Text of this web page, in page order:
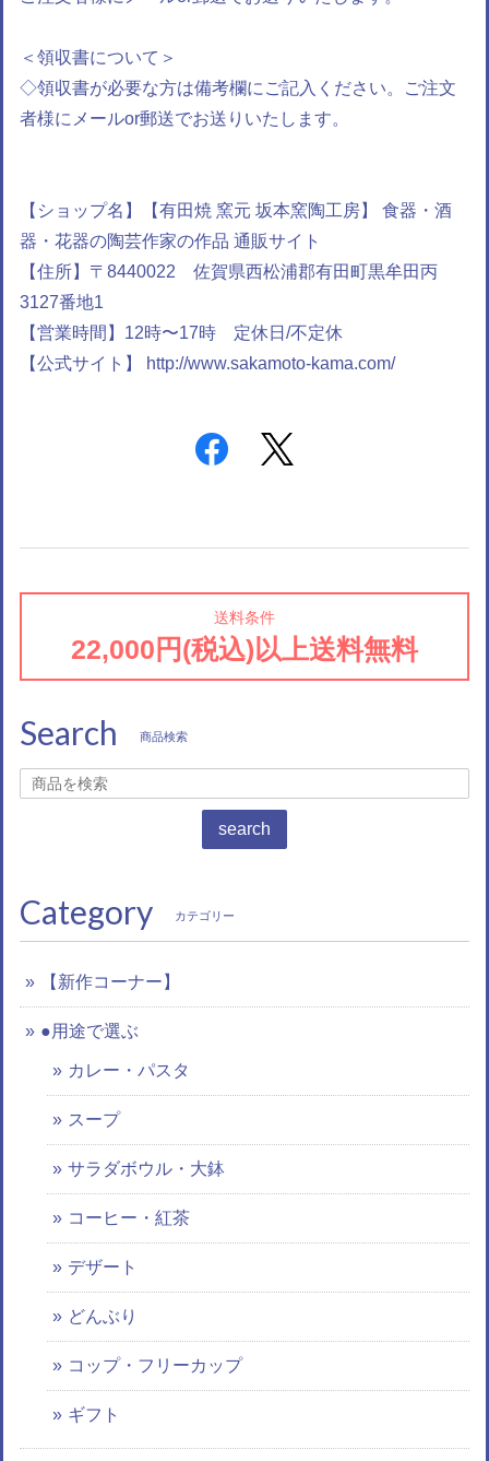
＜領収書について＞
◇領収書が必要な方は備考欄にご記入ください。ご注文
者様にメールor郵送でお送りいたします。
【ショップ名】【有田焼 窯元 坂本窯陶工房】 食器・酒
器・花器の陶芸作家の作品 通販サイト
【住所】〒8440022 佐賀県西松浦郡有田町黒牟田丙
3127番地1
【営業時間】12時〜17時 定休日/不定休
【公式サイト】 http://www.sakamoto-kama.com/
送料条件
22,000円(税込)以上送料無料
Search 商品検索
search
Category カテゴリー
【新作コーナー】
●用途で選ぶ
カレー・パスタ
スープ
サラダボウル・大鉢
コーヒー・紅茶
デザート
どんぶり
コップ・フリーカップ
ギフト